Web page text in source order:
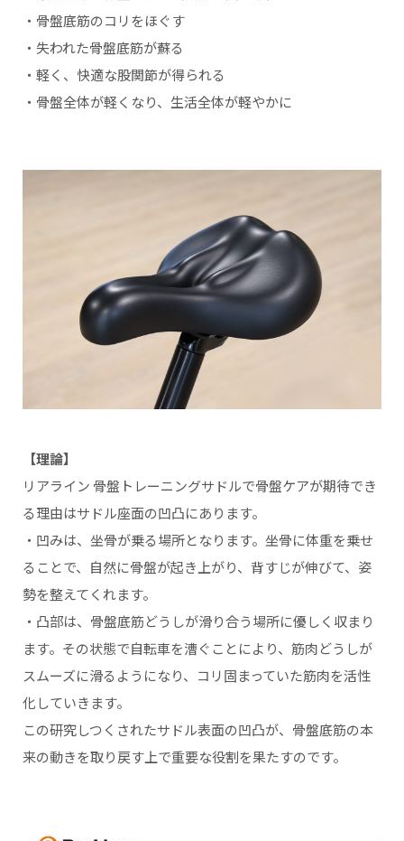
・骨盤底筋のコリをほぐす
・失われた骨盤底筋が蘇る
・軽く、快適な股関節が得られる
・骨盤全体が軽くなり、生活全体が軽やかに
【理論】
リアライン 骨盤トレーニングサドルで骨盤ケアが期待でき
る理由はサドル座面の凹凸にあります。
・凹みは、坐骨が乗る場所となります。坐骨に体重を乗せ
ることで、自然に骨盤が起き上がり、背すじが伸びて、姿
勢を整えてくれます。
・凸部は、骨盤底筋どうしが滑り合う場所に優しく収まり
ます。その状態で自転車を漕ぐことにより、筋肉どうしが
スムーズに滑るようになり、コリ固まっていた筋肉を活性
化していきます。
この研究しつくされたサドル表面の凹凸が、骨盤底筋の本
来の動きを取り戻す上で重要な役割を果たすのです。